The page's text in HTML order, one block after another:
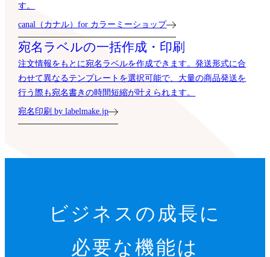
す。
canal（カナル）for カラーミーショップ
宛名ラベルの一括作成・印刷
注文情報をもとに宛名ラベルを作成できます。発送形式に合
わせて異なるテンプレートを選択可能で、大量の商品発送を
行う際も宛名書きの時間短縮が叶えられます。
宛名印刷 by labelmake.jp
ビジネスの成長に
必要な機能は